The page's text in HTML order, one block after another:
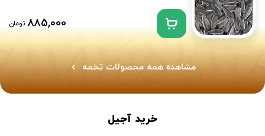
885,000 تومان
مشاهده همه محصولات تخمه
خرید آجیل